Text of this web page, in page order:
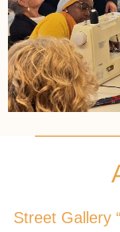
Street Gallery